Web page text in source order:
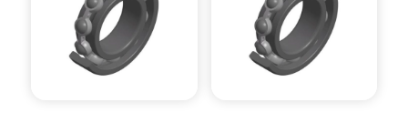
VÒNG BI CHẶN TRỤC NTN
VÒNG BI LĂN TRỤ ĐẨY NTN